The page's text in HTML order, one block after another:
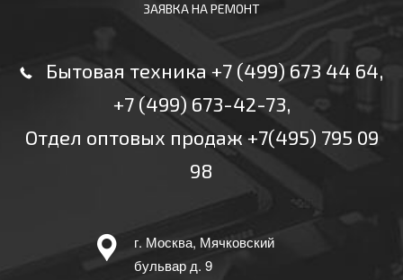
ЗАЯВКА НА РЕМОНТ
Бытовая техника +7 (499) 673 44 64,
+7 (499) 673-42-73,
Отдел оптовых продаж +7(495) 795 09
98
г. Москва, Мячковский
бульвар д. 9